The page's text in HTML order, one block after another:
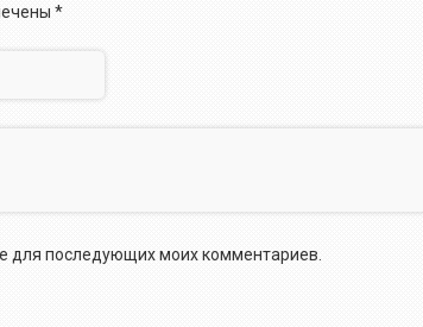
*
для последующих моих комментариев.